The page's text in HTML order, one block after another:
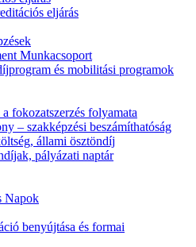
eljárás
Munkacsoport
és mobilitási programok
fokozatszerzés folyamata
– szakképzési beszámíthatóság
állami ösztöndíj
pályázati naptár
Napok
benyújtása és formai